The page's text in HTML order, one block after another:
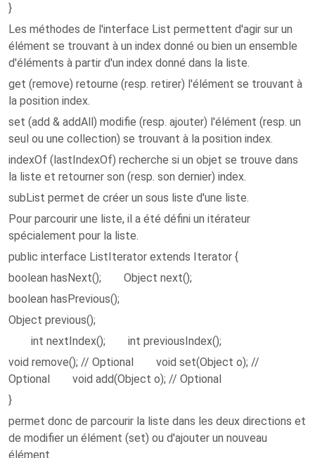
}
Les méthodes de l'interface List permettent d'agir sur un
élément se trouvant à un index donné ou bien un ensemble
d'éléments à partir d'un index donné dans la liste.
get (remove) retourne (resp. retirer) l'élément se trouvant à
la position index.
set (add & addAll) modifie (resp. ajouter) l'élément (resp. un
seul ou une collection) se trouvant à la position index.
indexOf (lastIndexOf) recherche si un objet se trouve dans
la liste et retourner son (resp. son dernier) index.
subList permet de créer un sous liste d'une liste.
Pour parcourir une liste, il a été défini un itérateur
spécialement pour la liste.
public interface ListIterator extends Iterator {
boolean hasNext(); Object next();
boolean hasPrevious();
Object previous();
int nextIndex(); int previousIndex();
void remove(); // Optional void set(Object o); //
Optional void add(Object o); // Optional
}
permet donc de parcourir la liste dans les deux directions et
de modifier un élément (set) ou d'ajouter un nouveau
élément.